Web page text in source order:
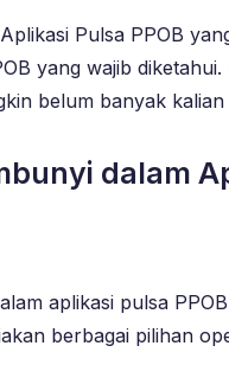
Pulsa PPOB
yang wajib
belum banyak
dalam
aplikasi pulsa
berbagai pilihan